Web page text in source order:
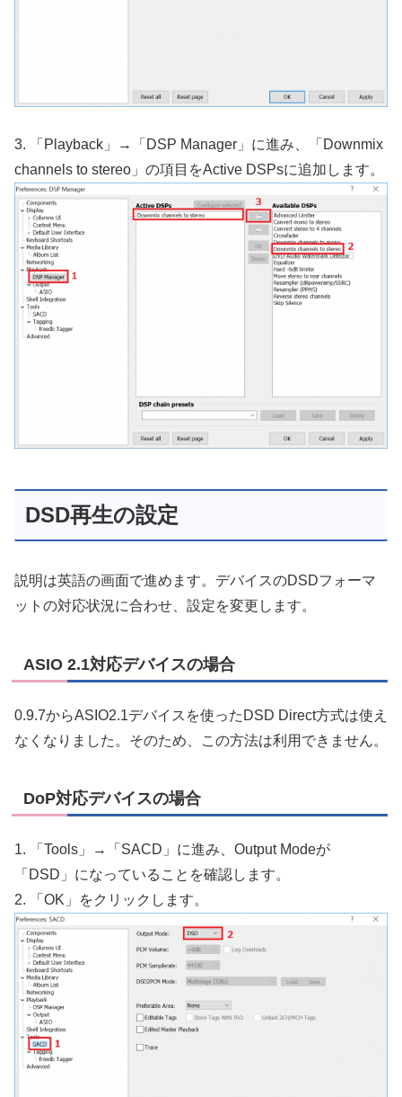
3. 「Playback」→「DSP Manager」に進み、「Downmix
channels to stereo」の項目をActive DSPsに追加します。
DSD再生の設定
説明は英語の画面で進めます。デバイスのDSDフォーマ
ットの対応状況に合わせ、設定を変更します。
ASIO 2.1対応デバイスの場合
0.9.7からASIO2.1デバイスを使ったDSD Direct方式は使え
なくなりました。そのため、この方法は利用できません。
DoP対応デバイスの場合
1. 「Tools」→「SACD」に進み、Output Modeが
「DSD」になっていることを確認します。
2. 「OK」をクリックします。